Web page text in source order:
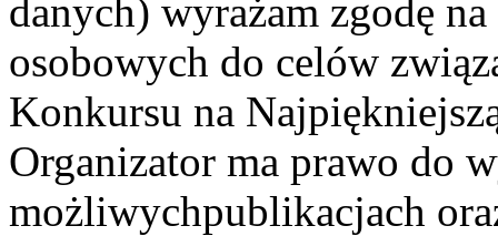
danych) wyrażam zgodę
osobowych do celów
Konkursu na
Organizator ma prawo do
możliwychpublikacjach